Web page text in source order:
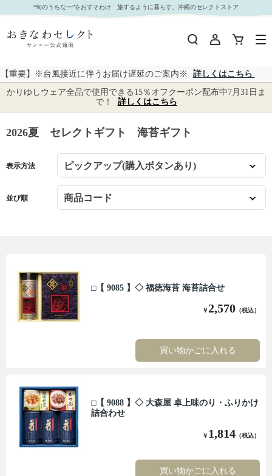
2026夏 セレクトギフト 海苔ギフト｜おきなわセレクト サンエー公式通販
“旬のうちなー”をおすそわけ 旅するように暮らす、沖縄のセレクトストア
【重要】※台風接近に伴うお届け遅延のご案内※
詳しくはこちら
かりゆしウェア全品で使用できる15％オフクーポン配布中7月31日ま
で！
詳しくはこちら
2026夏 セレクトギフト 海苔ギフト
表示方法
並び順
□【 9085 】◇ 福徳海苔 海苔詰合せ
￥2,570 （税込）
買い物かごに入れる
□【 9088 】◇ 大森屋 卓上味のり・ふりかけ
詰合わせ
￥ 1,814 （税込）
買い物かごに入れる